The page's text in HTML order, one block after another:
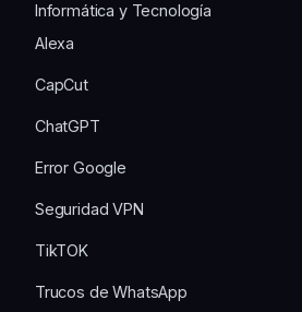
Informática y Tecnología
Alexa
CapCut
ChatGPT
Error Google
Seguridad VPN
TikTOK
Trucos de WhatsApp